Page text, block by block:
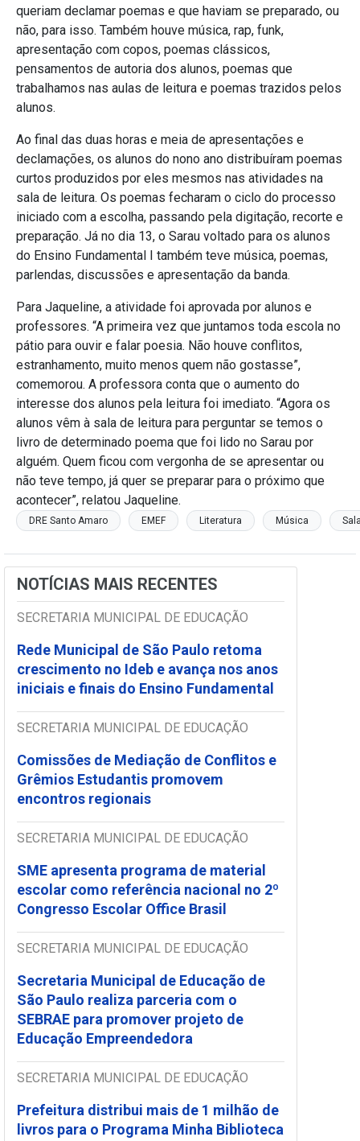
queriam declamar poemas e que haviam se preparado, ou
não, para isso. Também houve música, rap, funk,
apresentação com copos, poemas clássicos,
pensamentos de autoria dos alunos, poemas que
trabalhamos nas aulas de leitura e poemas trazidos pelos
alunos.
Ao final das duas horas e meia de apresentações e
declamações, os alunos do nono ano distribuíram poemas
curtos produzidos por eles mesmos nas atividades na
sala de leitura. Os poemas fecharam o ciclo do processo
iniciado com a escolha, passando pela digitação, recorte e
preparação. Já no dia 13, o Sarau voltado para os alunos
do Ensino Fundamental I também teve música, poemas,
parlendas, discussões e apresentação da banda.
Para Jaqueline, a atividade foi aprovada por alunos e
professores. “A primeira vez que juntamos toda escola no
pátio para ouvir e falar poesia. Não houve conflitos,
estranhamento, muito menos quem não gostasse”,
comemorou. A professora conta que o aumento do
interesse dos alunos pela leitura foi imediato. “Agora os
alunos vêm à sala de leitura para perguntar se temos o
livro de determinado poema que foi lido no Sarau por
alguém. Quem ficou com vergonha de se apresentar ou
não teve tempo, já quer se preparar para o próximo que
acontecer”, relatou Jaqueline.
DRE Santo Amaro EMEF Literatura Música
NOTÍCIAS MAIS RECENTES
SECRETARIA MUNICIPAL DE EDUCAÇÃO
Rede Municipal de São Paulo retoma
crescimento no Ideb e avança nos anos
iniciais e finais do Ensino Fundamental
SECRETARIA MUNICIPAL DE EDUCAÇÃO
Comissões de Mediação de Conflitos e
Grêmios Estudantis promovem
encontros regionais
SECRETARIA MUNICIPAL DE EDUCAÇÃO
SME apresenta programa de material
escolar como referência nacional no 2º
Congresso Escolar Office Brasil
SECRETARIA MUNICIPAL DE EDUCAÇÃO
Secretaria Municipal de Educação de
São Paulo realiza parceria com o
SEBRAE para promover projeto de
Educação Empreendedora
SECRETARIA MUNICIPAL DE EDUCAÇÃO
Prefeitura distribui mais de 1 milhão de
livros para o Programa Minha Biblioteca